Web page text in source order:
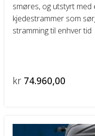
smøres, og utstyrt med
kjedestrammer som
stramming til enhver tid
kr 74.960,00